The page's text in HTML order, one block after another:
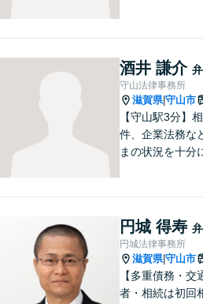
酒井 謙介
守山法律事務所
滋賀県|守山市
【守山駅3分】
件、企業法務な
まの状況を十分
ます。お気軽に
い【隣接駐車場
円城 得寿
円城法律事務所
滋賀県|守山市
【多重債務・交
者・相続は初回